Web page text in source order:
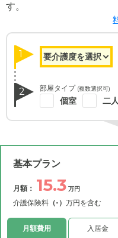
す。
1
2 部屋タイプ (複数選択可)
個室 二
基本プラン
月額： 15.3 万円
介護保険料 （-） 万円を含む
月額費用 入居金